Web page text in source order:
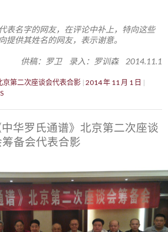
表名字的网友，在评论中补上，特向这些
提供其姓名的网友，表示谢意。
供稿：罗卫 录入：罗训森 2014.11.1
第二次座谈会代表合影 2014 年 11 月 1 日
华罗氏通谱》北京第二次座谈
筹备会代表合影